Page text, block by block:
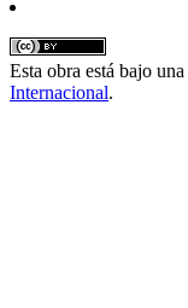
Esta obra está bajo una
Internacional.